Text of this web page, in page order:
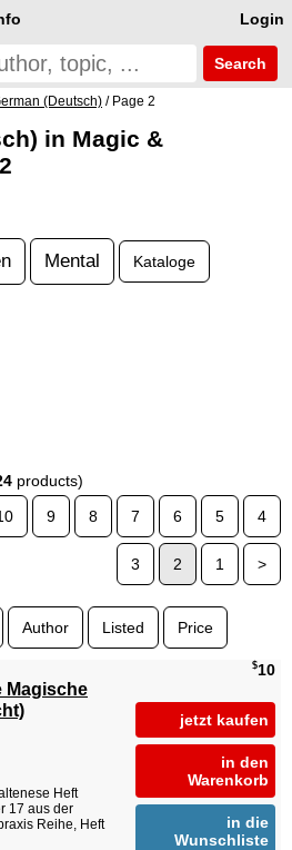
Login
Search
(Deutsch) / Page 2
in Magic &
Mental Kataloge
products)
9 8 7 6 5 4
3 2 1 >
Author Listed Price
$10
jetzt kaufen
in den
Warenkorb
in die
Wunschliste
Magische
Heft
17 aus der
Reihe, Heft